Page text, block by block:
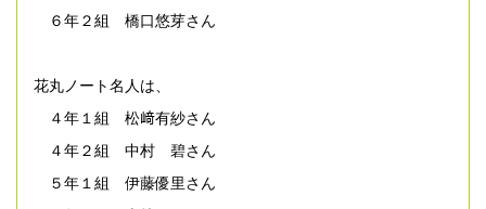
６年２組 橋口悠芽さん
花丸ノート名人は、
４年１組 松﨑有紗さん
４年２組 中村 碧さん
５年１組 伊藤優里さん